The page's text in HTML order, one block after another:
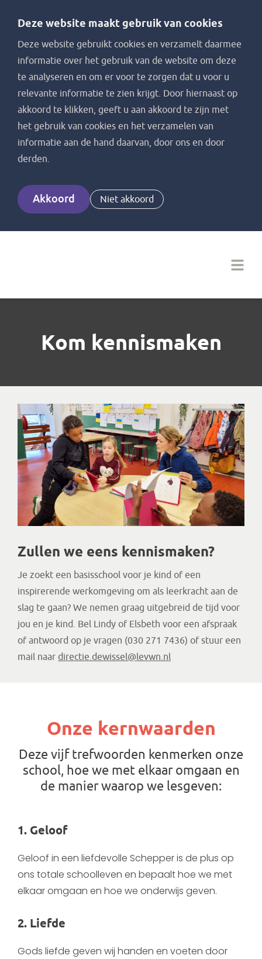
Deze website maakt gebruik van cookies
Deze website gebruikt cookies en verzamelt daarmee
informatie over het gebruik van de website om deze
te analyseren en om er voor te zorgen dat u voor u
relevante informatie te zien krijgt. Door hiernaast op
akkoord te klikken, geeft u aan akkoord te zijn met
het gebruik van cookies en het verzamelen van
informatie aan de hand daarvan, door ons en door
derden.
Akkoord Niet akkoord
Kom kennismaken
Zullen we eens kennismaken?
Je zoekt een basisschool voor je kind of een
inspirerende werkomgeving om als leerkracht aan de
slag te gaan? We nemen graag uitgebreid de tijd voor
jou en je kind. Bel Lindy of Elsbeth voor een afspraak
of antwoord op je vragen (030 271 7436) of stuur een
mail naar directie.dewissel@levwn.nl
Onze kernwaarden
Deze vijf trefwoorden kenmerken onze
school, hoe we met elkaar omgaan en
de manier waarop we lesgeven:
1. Geloof
Geloof in een liefdevolle Schepper is de plus op
ons totale schoolleven en bepaalt hoe we met
elkaar omgaan en hoe we onderwijs geven.
2. Liefde
Gods liefde geven wij handen en voeten door